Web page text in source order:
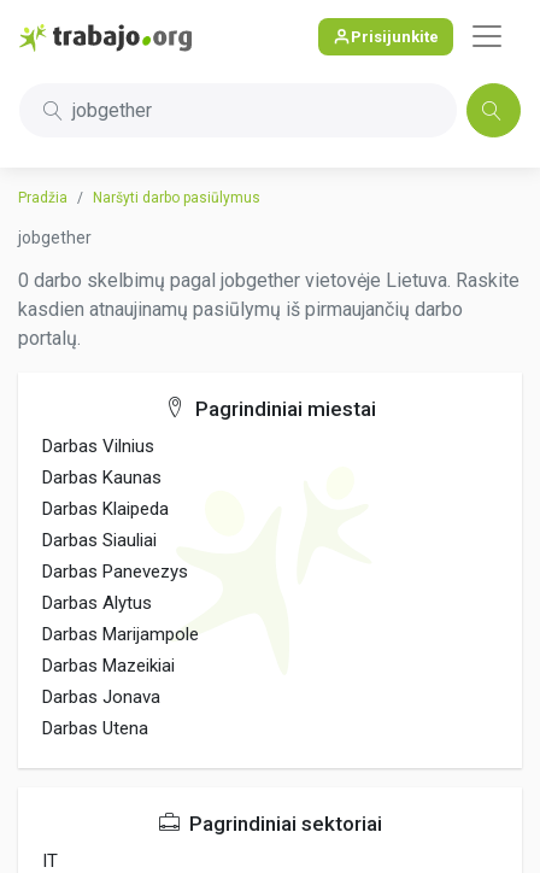
Prisijunkite
jobgether
Pradžia Naršyti darbo pasiūlymus
jobgether
0 darbo skelbimų pagal jobgether vietovėje Lietuva. Raskite
kasdien atnaujinamų pasiūlymų iš pirmaujančių darbo
portalų.
Pagrindiniai miestai
Darbas Vilnius
Darbas Kaunas
Darbas Klaipeda
Darbas Siauliai
Darbas Panevezys
Darbas Alytus
Darbas Marijampole
Darbas Mazeikiai
Darbas Jonava
Darbas Utena
Pagrindiniai sektoriai
IT